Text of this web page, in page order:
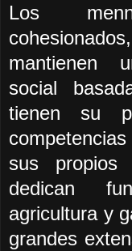
Los
mantienen
social
tienen su
sus
dedican
agricultura y
grandes